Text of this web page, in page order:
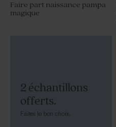
2 échantillons
offerts.
Faites le bon choix.
Faire part naissance pampa
magique